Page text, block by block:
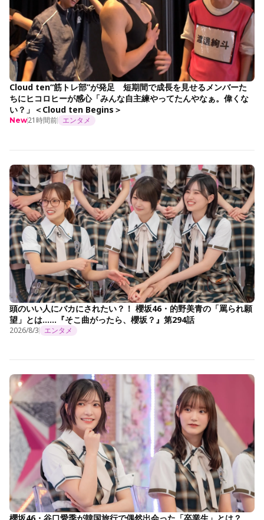
Cloud ten“筋トレ部”が発足 短期間で成長を見せるメンバーた
ちにヒコロヒーが感心「みんな自主練やってたんやなぁ。偉くな
い？」＜Cloud ten Begins＞
New21時間前 エンタメ
頭のいい人にバカにされたい？！ 櫻坂46・的野美青の「罵られ願
望」とは……『そこ曲がったら、櫻坂？』第294話
2026/8/3 エンタメ